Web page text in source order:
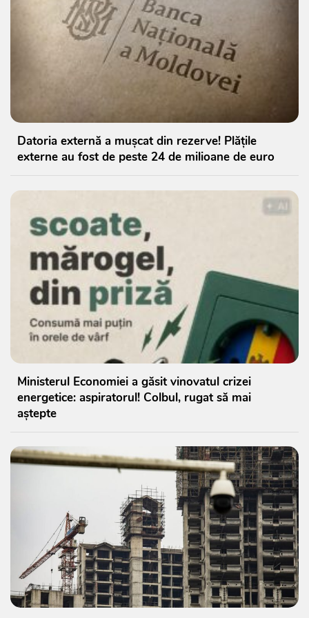
Datoria externă a mușcat din rezerve! Plățile
externe au fost de peste 24 de milioane de euro
Ministerul Economiei a găsit vinovatul crizei
energetice: aspiratorul! Colbul, rugat să mai
aștepte